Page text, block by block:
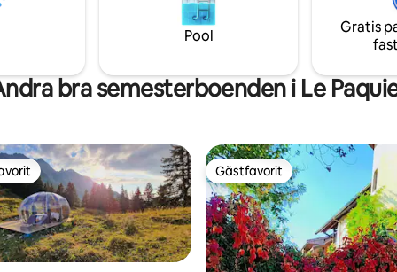
turistattraktioner.
Pool
Gratis
bra semesterboenden i Le
Gästfavorit
Gästfavorit